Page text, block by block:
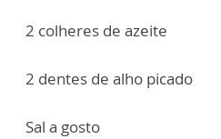
2 colheres de azeite
2 dentes de alho picado
Sal a gosto